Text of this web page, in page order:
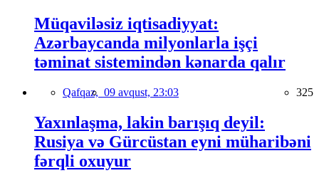
Müqaviləsiz iqtisadiyyat:
Azərbaycanda milyonlarla işçi
təminat sistemindən kənarda qalır
Qafqaz, 09 avqust, 23:03 325
Yaxınlaşma, lakin barışıq deyil:
Rusiya və Gürcüstan eyni müharibəni
fərqli oxuyur